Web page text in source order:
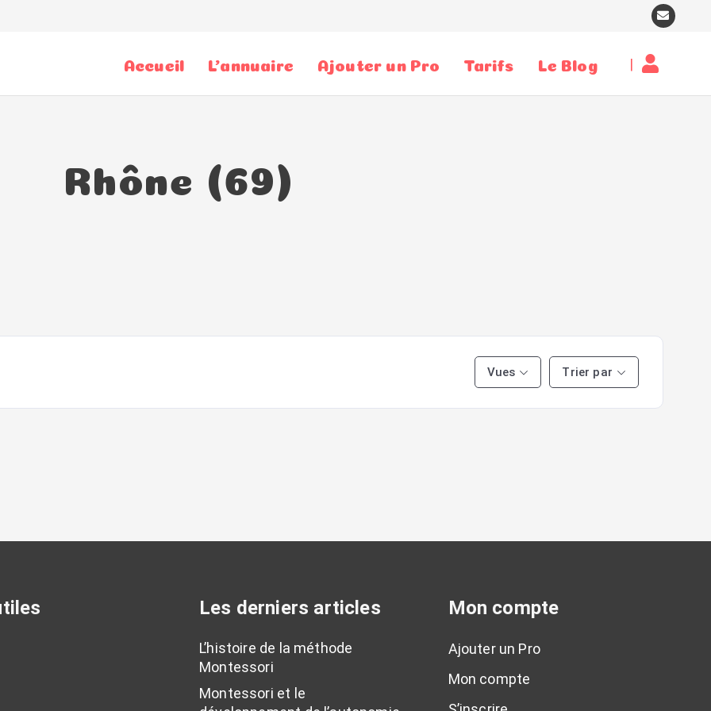
Accueil L’annuaire Ajouter un Pro Tarifs Le Blog |
Rhône (69)
Vues Trier par
Les derniers articles
L’histoire de la méthode
Montessori
Montessori et le
Mon compte
Ajouter un Pro
Mon compte